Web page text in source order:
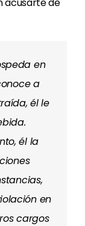
en
a
él le
él la
en
cargos